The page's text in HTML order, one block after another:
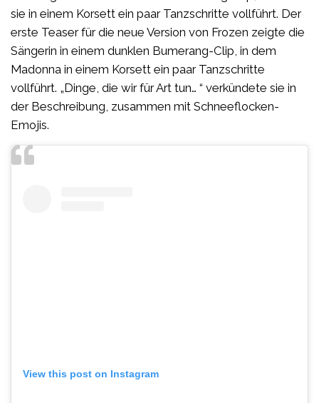
sie in einem Korsett ein paar Tanzschritte vollführt. Der
erste Teaser für die neue Version von Frozen zeigte die
Sängerin in einem dunklen Bumerang-Clip, in dem
Madonna in einem Korsett ein paar Tanzschritte
vollführt. „Dinge, die wir für Art tun… “ verkündete sie in
der Beschreibung, zusammen mit Schneeflocken-
Emojis.
View this post on Instagram